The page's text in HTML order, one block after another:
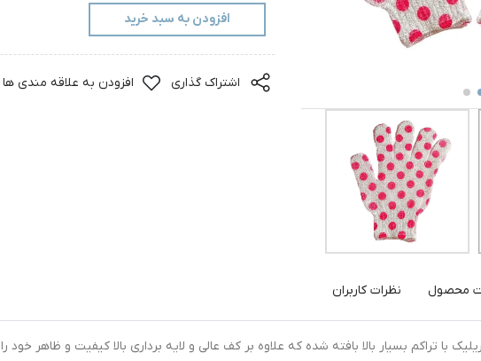
افزودن به سبد خرید
اشتراک گذاری افزودن به علاقه مندی ها
محصول نظرات کاربران
با تراکم بسیار بالا بافته شده که علاوه بر کف عالی و لایه برداری بالا کیفیت و ظاهر خود